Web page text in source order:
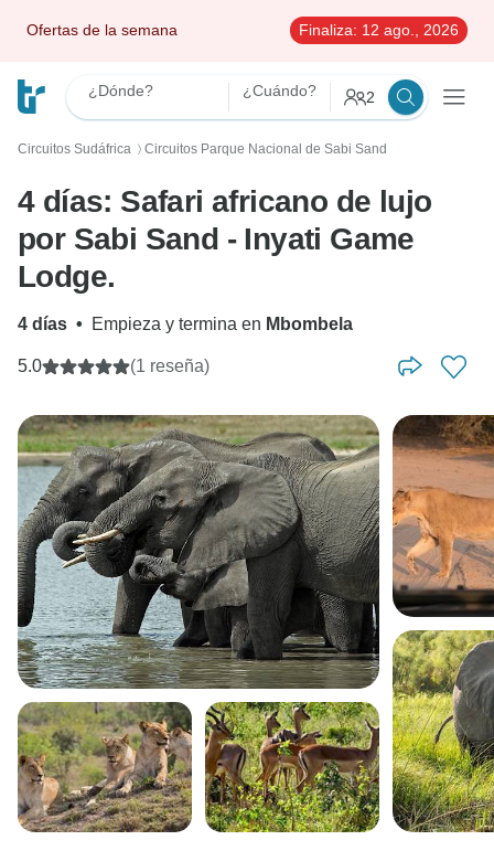
Ofertas de la semana Finaliza: 12 ago., 2026
¿Dónde? ¿Cuándo? 2
Circuitos Sudáfrica 〉 Circuitos Parque Nacional de Sabi Sand
4 días: Safari africano de lujo
por Sabi Sand - Inyati Game
Lodge.
4 días • Empieza y termina en Mbombela
5.0 (1 reseña)